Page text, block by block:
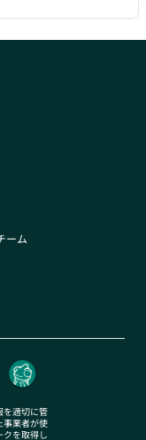
ーム
を適切に管
事業者が使
クを取得し